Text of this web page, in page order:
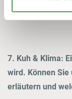
lange Liste an
7. Kuh & Klima:
wird. Können
erläutern und